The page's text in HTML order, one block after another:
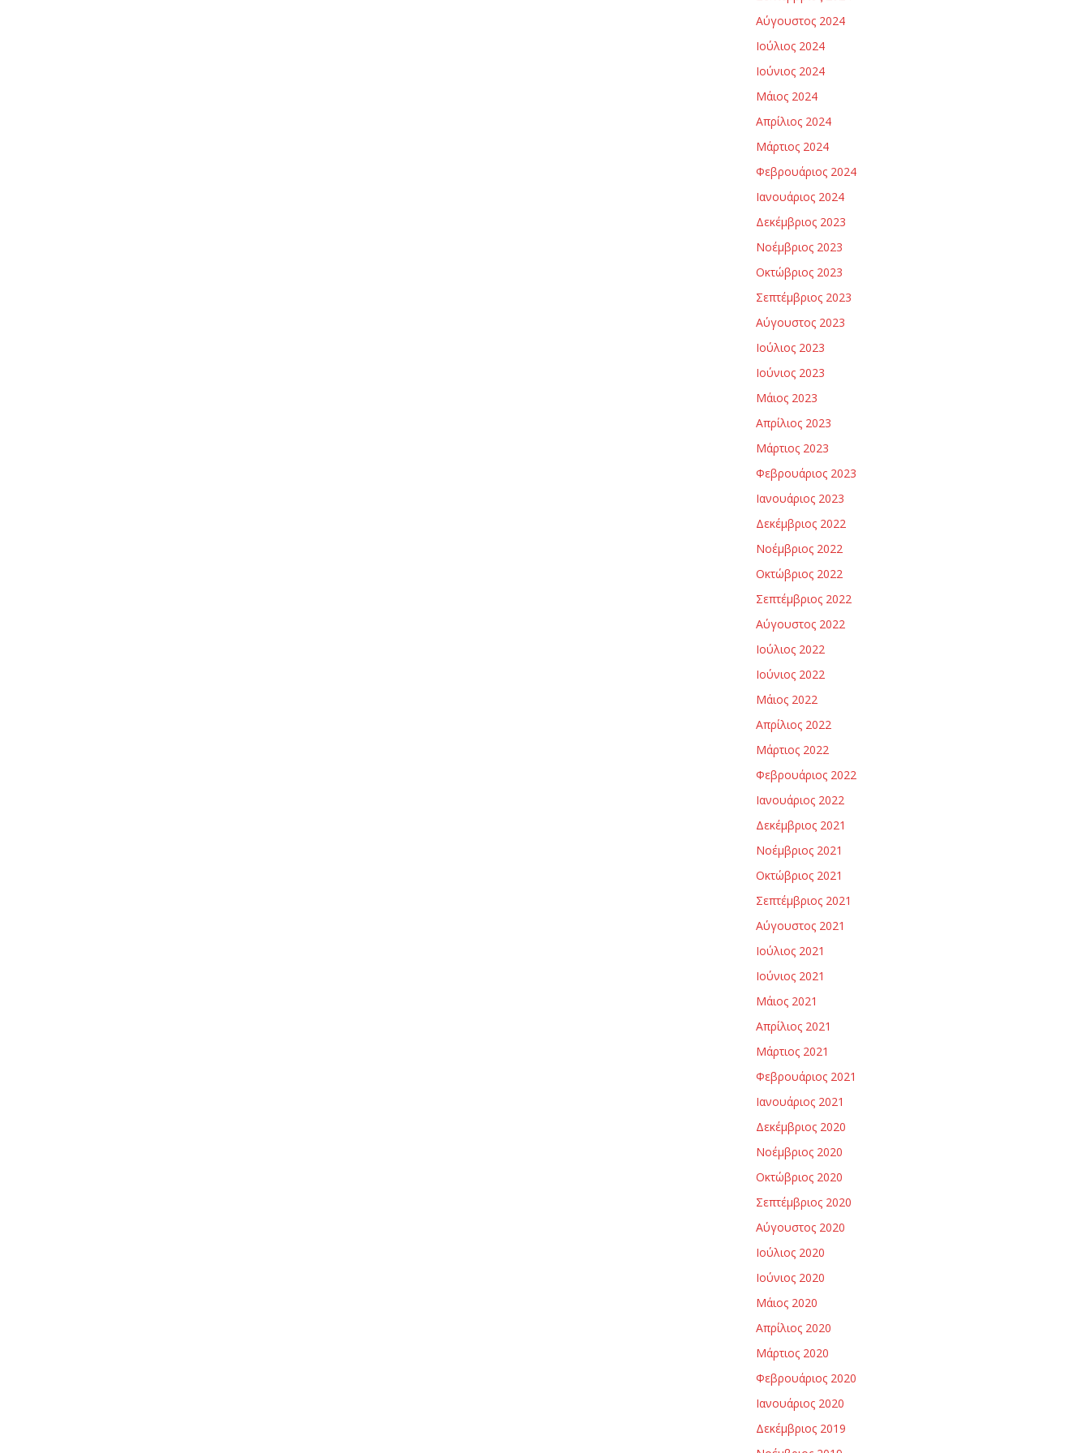
Αύγουστος 2024
Ιούλιος 2024
Ιούνιος 2024
Μάιος 2024
Απρίλιος 2024
Μάρτιος 2024
Φεβρουάριος 2024
Ιανουάριος 2024
Δεκέμβριος 2023
Νοέμβριος 2023
Οκτώβριος 2023
Σεπτέμβριος 2023
Αύγουστος 2023
Ιούλιος 2023
Ιούνιος 2023
Μάιος 2023
Απρίλιος 2023
Μάρτιος 2023
Φεβρουάριος 2023
Ιανουάριος 2023
Δεκέμβριος 2022
Νοέμβριος 2022
Οκτώβριος 2022
Σεπτέμβριος 2022
Αύγουστος 2022
Ιούλιος 2022
Ιούνιος 2022
Μάιος 2022
Απρίλιος 2022
Μάρτιος 2022
Φεβρουάριος 2022
Ιανουάριος 2022
Δεκέμβριος 2021
Νοέμβριος 2021
Οκτώβριος 2021
Σεπτέμβριος 2021
Αύγουστος 2021
Ιούλιος 2021
Ιούνιος 2021
Μάιος 2021
Απρίλιος 2021
Μάρτιος 2021
Φεβρουάριος 2021
Ιανουάριος 2021
Δεκέμβριος 2020
Νοέμβριος 2020
Οκτώβριος 2020
Σεπτέμβριος 2020
Αύγουστος 2020
Ιούλιος 2020
Ιούνιος 2020
Μάιος 2020
Απρίλιος 2020
Μάρτιος 2020
Φεβρουάριος 2020
Ιανουάριος 2020
Δεκέμβριος 2019